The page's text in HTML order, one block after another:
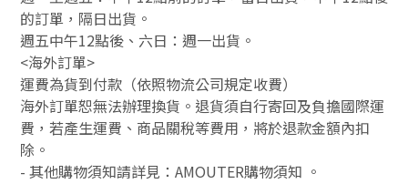
的訂單，隔日出貨。
週五中午12點後、六日：週一出貨。
<海外訂單>
運費為貨到付款（依照物流公司規定收費）
海外訂單恕無法辦理換貨。退貨須自行寄回及負擔國際運
費，若產生運費、商品關稅等費用，將於退款金額內扣
除。
- 其他購物須知請詳見： AMOUTER購物須知 。